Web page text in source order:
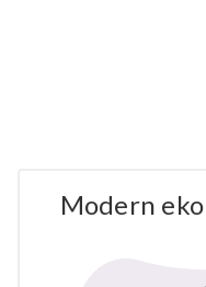
Modern